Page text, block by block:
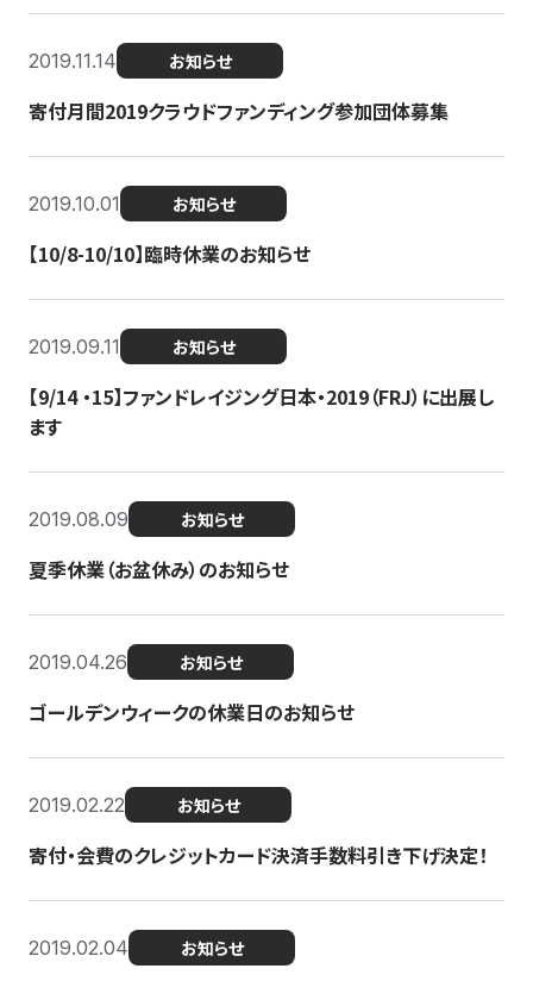
2019.11.14 お知らせ
寄付月間2019クラウドファンディング参加団体募集
2019.10.01 お知らせ
【10/8-10/10】臨時休業のお知らせ
2019.09.11 お知らせ
【9/14 ・15】ファンドレイジング日本・2019（FRJ）に出展し
ます
2019.08.09 お知らせ
夏季休業（お盆休み）のお知らせ
2019.04.26 お知らせ
ゴールデンウィークの休業日のお知らせ
2019.02.22 お知らせ
寄付・会費のクレジットカード決済手数料引き下げ決定！
2019.02.04 お知らせ